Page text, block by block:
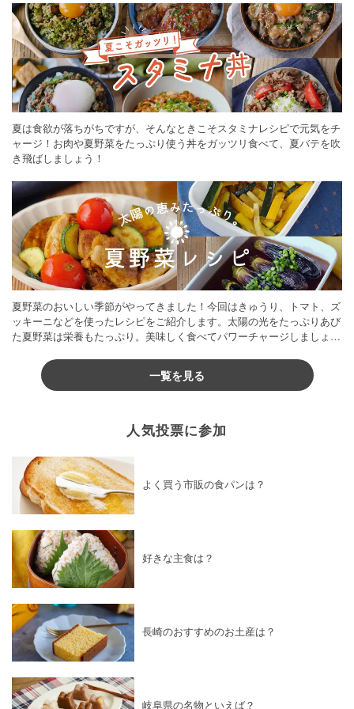
夏は食欲が落ちがちですが、そんなときこそスタミナレシピで元気をチ
ャージ！お肉や夏野菜をたっぷり使う丼をガッツリ食べて、夏バテを吹
き飛ばしましょう！
夏野菜のおいしい季節がやってきました！今回はきゅうり、トマト、ズ
ッキーニなどを使ったレシピをご紹介します。太陽の光をたっぷりあび
た夏野菜は栄養もたっぷり。美味しく食べてパワーチャージしましょう
一覧を見る
人気投票に参加
よく買う市販の食パンは？
好きな主食は？
長崎のおすすめのお土産は？
岐阜県の名物といえば？